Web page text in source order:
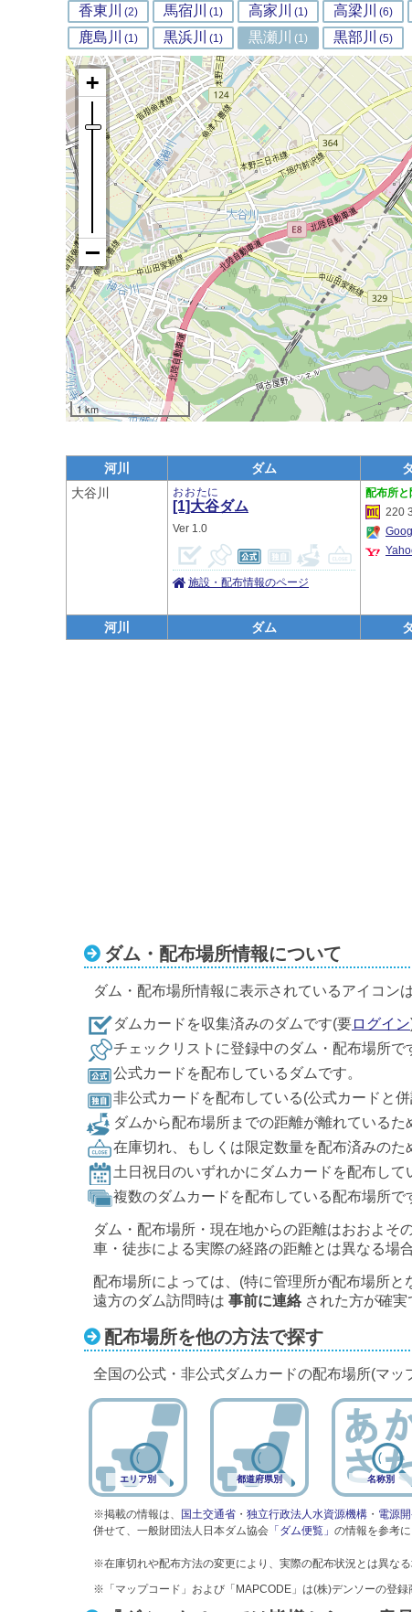
香東川 (2) 馬宿川 (1) 高家川 (1) 高梁川 (6)
鹿島川 (1) 黒浜川 (1) 黒瀬川 (1) 黒部川 (5)
1 km
河川 ダム
大谷川
[1]大谷
おおたに
ダム
1.0
施設・配布情報のページ
220
河川 ダム
ダム・配布場所情報について
ダム・配布場所情報に表示されているアイコン
ダムカードを収集済みのダムです(要ログイン
チェックリストに登録中のダム・配布場所で
公式カードを配布しているダムです。
非公式カードを配布している(公式カードと
ダムから配布場所までの距離が離れている
在庫切れ、もしくは限定数量を配布済みのた
土日祝日のいずれかにダムカードを配布して
複数のダムカードを配布している配布場所で
ダム・配布場所・現在地からの距離はおおよそ
車・徒歩による実際の経路の距離とは異なる場
配布場所によっては、(特に管理所が配布場所
遠方のダム訪問時は 事前に連絡 された方が確実
配布場所を他の方法で探す
全国の公式・非公式ダムカードの配布場所(マッ
エリア別 都道府県別 名称別
※掲載の情報は、 国土交通省 ・ 独立行政法人水資源機構 ・ 電源
併せて、一般財団法人日本ダム協会 「ダム便覧」 の情報を参考
※在庫切れや配布方法の変更により、実際の配布状況とは異な
※「マップコード」および「MAPCODE」は(株)デンソーの登録